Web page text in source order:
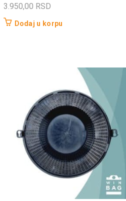
3.950,00 RSD
Dodaj u korpu